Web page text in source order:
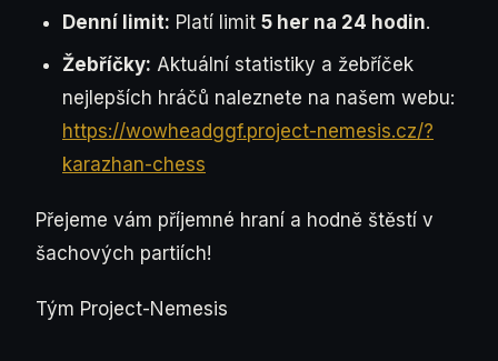
Denní limit: Platí limit 5 her na 24 hodin.
Žebříčky: Aktuální statistiky a žebříček
nejlepších hráčů naleznete na našem webu:
https://wowheadggf.project-nemesis.cz/?
karazhan-chess
Přejeme vám příjemné hraní a hodně štěstí v
šachových partiích!
Tým Project-Nemesis